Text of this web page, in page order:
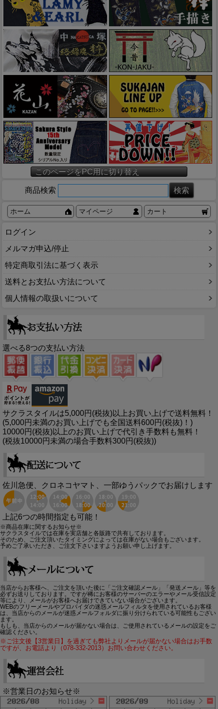
このページをPC用に切り替え
商品検索
ホーム マイページ カート
ログイン
メルマガ申込/停止
特定商取引法に基づく表示
送料とお支払い方法について
個人情報の取扱いについて
選べる8つの支払い方法
サクラスタイルは5,000円(税抜)以上お買い上げで送料無料！
(5,000円未満のお買い上げでも全国送料600円(税抜)！)
10000円(税抜)以上のお買い上げで代引き手数料も無料！
(税抜10000円未満の場合手数料300円(税抜))
佐川急便、クロネコヤマト、一部ゆうパックでお届けします
上記6つの時間指定も可能！
※商品在庫に関するお知らせ※
サクラスタイルでは在庫を実店舗と各販路で共有しております。
そのため、ご注文頂いたタイミングによっては在庫がない場合もございます。
予めご了承いただき、ご注文下さいますようお願い申し上げます。
当店からお客様へ、ご注文を頂いた後に「ご注文確認メール」「発送メール」等を
必ずお送りしております。ですが稀にお客様のサーバーのエラーやメール受信設定
等により、メールがお客様へお届けできていない場合がございます。
WEBのフリーメールやプロバイダの迷惑メールフィルタを使用されているお客様
は、当店からのメールが迷惑メールフォルダに振り分けられている可能性もござい
ます。
もしも、当店からのメールが届かない場合は、ご使用されているメールの設定をご
確認ください。
※ご注文後【3営業日】を過ぎても弊社よりメールが届かない場合はお手数
ですが、お電話より（078-332-2013）お問い合わせください。
※営業日のお知らせ※